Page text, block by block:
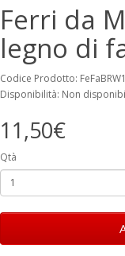
Ferri da
legno di
Codice Prodotto:
Disponibilità: Non
11,50€
Qtà